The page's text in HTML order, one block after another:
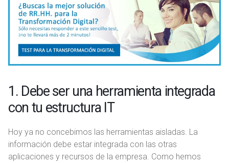
1. Debe ser una herramienta integrada
con tu estructura IT
Hoy ya no concebimos las herramientas aisladas. La
información debe estar integrada con las otras
aplicaciones y recursos de la empresa. Como hemos